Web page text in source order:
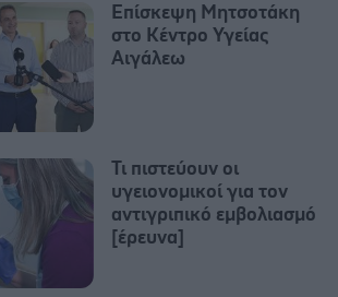
Επίσκεψη Μητσοτάκη
στο Κέντρο Υγείας
Αιγάλεω
Τι πιστεύουν οι
υγειονομικοί για τον
αντιγριπικό εμβολιασμό
[έρευνα]